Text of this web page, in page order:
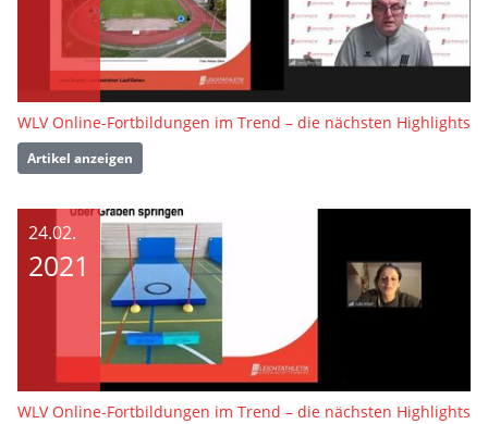
WLV Online-Fortbildungen im Trend – die nächsten Highlights
Artikel anzeigen
24.02.
2021
WLV Online-Fortbildungen im Trend – die nächsten Highlights